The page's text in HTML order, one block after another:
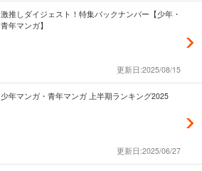
激推しダイジェスト！特集バックナンバー【少年・
青年マンガ】
更新日:2025/08/15
少年マンガ・青年マンガ 上半期ランキング2025
更新日:2025/06/27